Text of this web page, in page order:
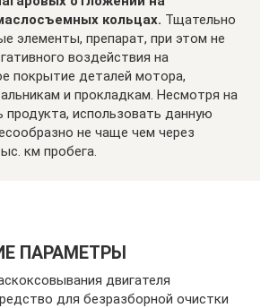
кольцах. Тщательно
элементы, препарат, при этом не
воздействия на
покрытие деталей мотора,
и прокладкам. Несмотря на
продукта, использовать данную
не чаще чем через
км пробега.
ПАРАМЕТРЫ
двигателя
для безразборной очистки